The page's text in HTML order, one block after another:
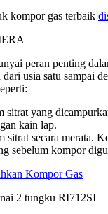
kompor gas terbaik
peran penting
usia satu sampai
sitrat yang
kain lap.
sitrat secara merata.
sebelum kompor
Kompor Gas